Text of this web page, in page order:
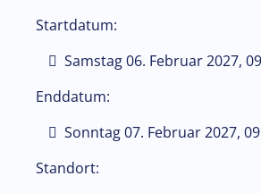
Startdatum:
Samstag 06. Februar 2027,
Enddatum:
Sonntag 07. Februar 2027,
Standort: